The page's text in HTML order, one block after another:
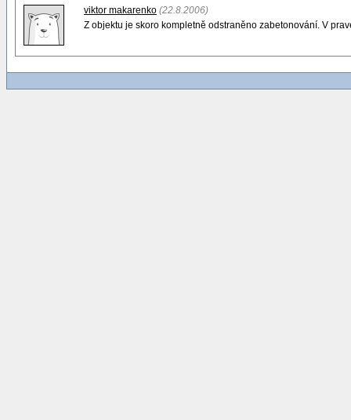
viktor makarenko (22.8.2006)
Z objektu je skoro kompletně odstraněno zabetonování. V